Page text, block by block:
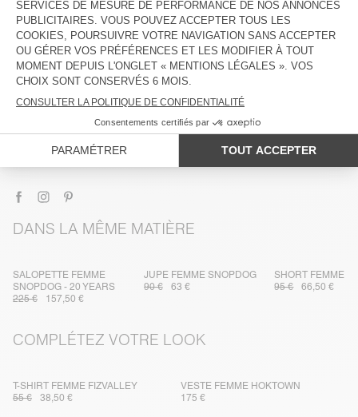
DESCRIPTION
TAILLE ET COUPE
COMPOSITION
ENTRETIEN
TRAÇABILITÉ
DANS LA MÊME MATIÈRE
SALOPETTE FEMME
SNOPDOG - 20 YEARS
225 €
157,50 €
JUPE FEMME SNOPDOG
90 €
63 €
SHORT FEMME
95 €
66,50 €
COMPLÉTEZ VOTRE LOOK
T-SHIRT FEMME FIZVALLEY
55 €
38,50 €
VESTE FEMME HOKTOWN
175 €